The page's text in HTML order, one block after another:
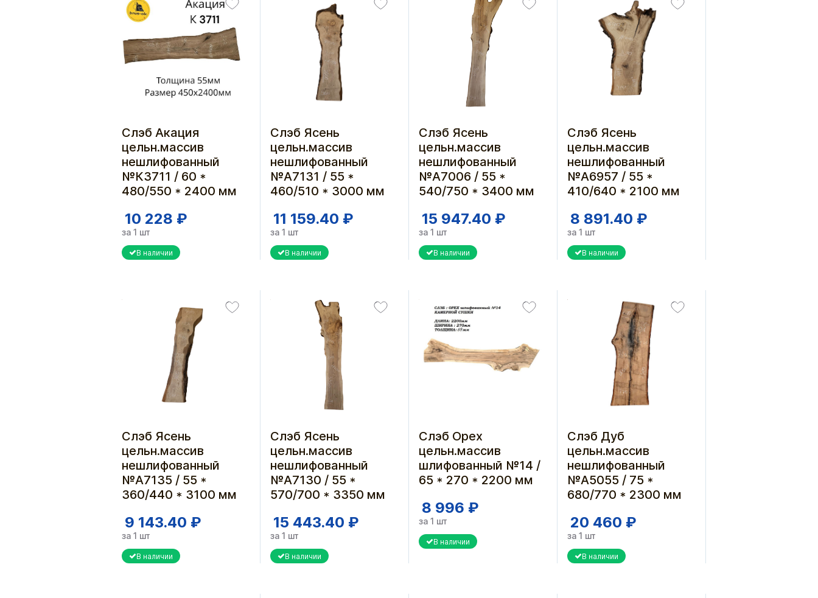
Слэб Акация
цельн.массив
нешлифованный
№К3711 / 60 *
480/550 * 2400 мм
10 228 ₽
за 1 шт
В наличии
Слэб Ясень
цельн.массив
нешлифованный
№А7131 / 55 *
460/510 * 3000 мм
11 159.40 ₽
за 1 шт
В наличии
Слэб Ясень
цельн.массив
нешлифованный
№А7006 / 55 *
540/750 * 3400 мм
15 947.40 ₽
за 1 шт
В наличии
Слэб Ясень
цельн.массив
нешлифованный
№А6957 / 55 *
410/640 * 2100 мм
8 891.40 ₽
за 1 шт
В наличии
Слэб Ясень
цельн.массив
нешлифованный
№А7135 / 55 *
360/440 * 3100 мм
9 143.40 ₽
за 1 шт
В наличии
Слэб Ясень
цельн.массив
нешлифованный
№А7130 / 55 *
570/700 * 3350 мм
15 443.40 ₽
за 1 шт
В наличии
Слэб Орех
цельн.массив
шлифованный №14 /
65 * 270 * 2200 мм
8 996 ₽
за 1 шт
В наличии
Слэб Дуб
цельн.массив
нешлифованный
№A5055 / 75 *
680/770 * 2300 мм
20 460 ₽
за 1 шт
В наличии